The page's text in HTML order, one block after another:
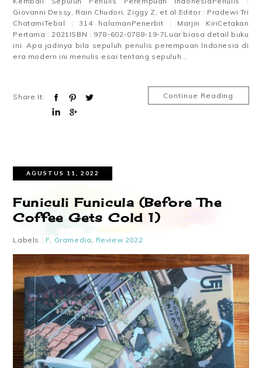
Giovanni Dessy, Rain Chudori, Ziggy Z, et al.Editor : Pradewi Tri
ChatamiTebal : 314 halamanPenerbit : Marjin KiriCetakan
Pertama : 2021ISBN : 978-602-0788-19-7Luar biasa detail buku
ini. Apa jadinya bila sepuluh penulis perempuan Indonesia di
era modern ini menulis esai tentang sepuluh...
Share It: Continue Reading
AGUSTUS 11, 2022
Funiculi Funicula (Before The
Coffee Gets Cold 1)
Labels : F Gramedia Review 2022